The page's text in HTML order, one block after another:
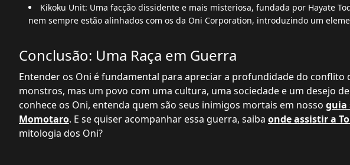
Kikoku Unit: Uma facção dissidente e mais misteriosa, fundada por Hayate
nem sempre estão alinhados com os da Oni Corporation, introduzindo um
Conclusão: Uma Raça em Guerra
Entender os Oni é fundamental para apreciar a profundidade do conflito
monstros, mas um povo com uma cultura, uma sociedade e um desejo
conhece os Oni, entenda quem são seus inimigos mortais em nosso guia
Momotaro. E se quiser acompanhar essa guerra, saiba onde assistir a
mitologia dos Oni?